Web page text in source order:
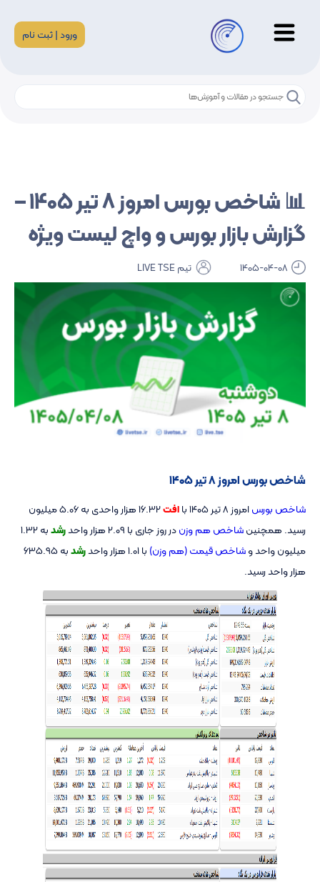
ورود | ثبت نام
📊 شاخص بورس امروز 8 تیر 1405 –
گزارش بازار بورس و واچ لیست ویژه
1405-04-08 تیم LIVE TSE
شاخص بورس امروز ۸ تیر ۱۴۰۵
شاخص بورسامروز ۸ تیر ۱۴۰۵ با افت
16.32 هزار واحدی به 5.06 میلیون
رسید. همچنینشاخص هم وزندر روز جاری با 2.09 هزار واحد رشد
به 1.32
میلیون واحد وشاخص قیمت (هم وزن) با 1.01 هزار واحد رشد
به 635.95
هزار واحد رسید.